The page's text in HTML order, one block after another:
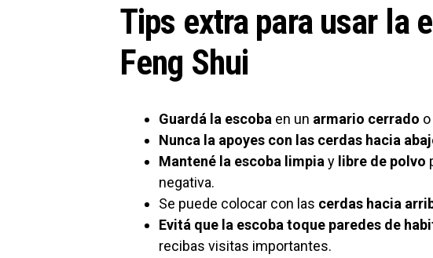
Tips extra para usar la
Feng Shui
Guardá la escoba en un armario cerrado
Nunca la apoyes con las cerdas hacia
Mantené la escoba limpia y libre de polvo
negativa.
Se puede colocar con las cerdas hacia
Evitá que la escoba toque paredes de
recibas visitas importantes.